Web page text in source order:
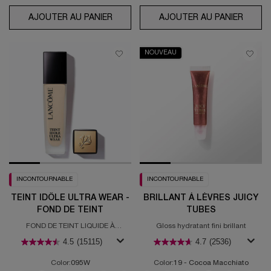
AJOUTER AU PANIERDUAL FINISH - FOND DE TEINT
AJOUTER AU PANIER
INCONTOURNABLE
TEINT IDÔLE ULTRA WEAR -
FOND DE TEINT
FOND DE TEINT LIQUIDE À
4.5 (15115)
Color:095W
NOUVEAU
INCONTOURNABLE
BRILLANT À LÈVRES JUICY
TUBES
Gloss hydratant fini brillant
4.7 (2536)
Color:19 - Cocoa Macchiato